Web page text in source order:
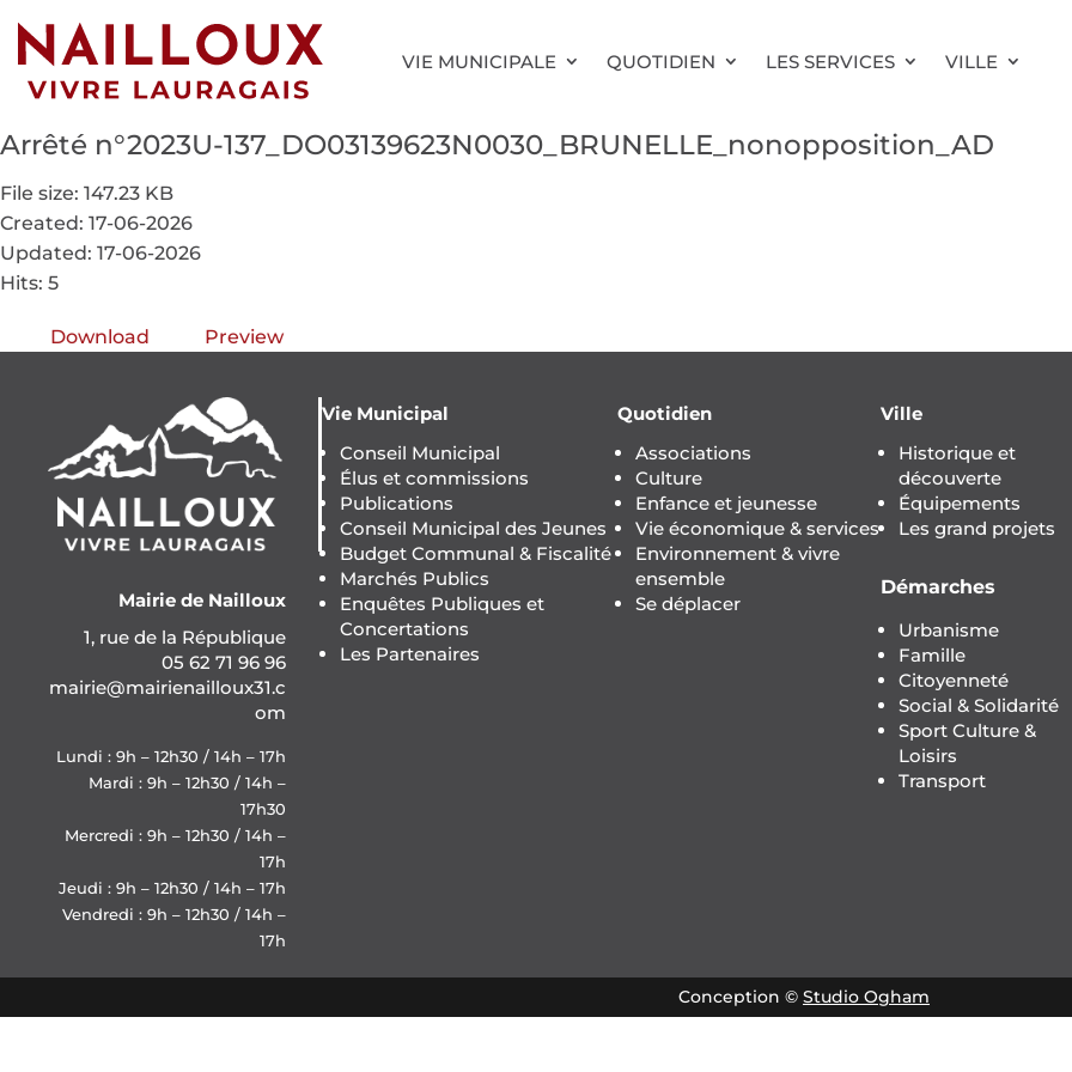
VIE MUNICIPALE QUOTIDIEN LES SERVICES VILLE
Arrêté n°2023U-137_DO03139623N0030_BRUNELLE_nonopposition_AD
File size: 147.23 KB
Created: 17-06-2026
Updated: 17-06-2026
Hits: 5
Download Preview
Mairie de Nailloux
1, rue de la République
05 62 71 96 96
mairie@mairienailloux31.c
om
Lundi : 9h – 12h30 / 14h – 17h
Mardi : 9h – 12h30 / 14h –
17h30
Mercredi : 9h – 12h30 / 14h –
17h
Jeudi : 9h – 12h30 / 14h – 17h
Vendredi : 9h – 12h30 / 14h –
17h
Vie Municipal
Conseil Municipal
Élus et commissions
Publications
Conseil Municipal des Jeunes
Budget Communal & Fiscalité
Marchés Publics
Enquêtes Publiques et
Concertations
Les Partenaires
Quotidien
Associations
Culture
Enfance et jeunesse
Vie économique & services
Environnement & vivre
ensemble
Se déplacer
Ville
Historique et
découverte
Équipements
Les grand projets
Démarches
Urbanisme
Famille
Citoyenneté
Social & Solidarité
Sport Culture &
Loisirs
Transport
Conception © Studio Ogham